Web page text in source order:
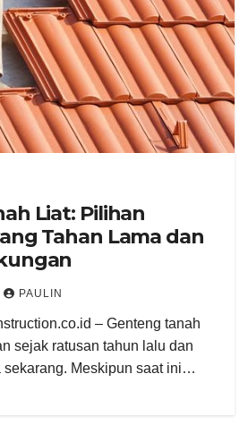
Liat: Pilihan
Tahan Lama dan
PAULIN
– Genteng tanah
sejak ratusan tahun lalu dan
sekarang. Meskipun saat ini…